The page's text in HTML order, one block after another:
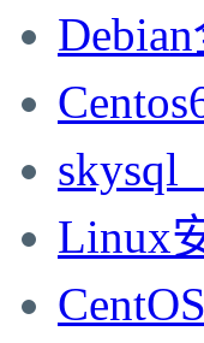
skysql
Linux